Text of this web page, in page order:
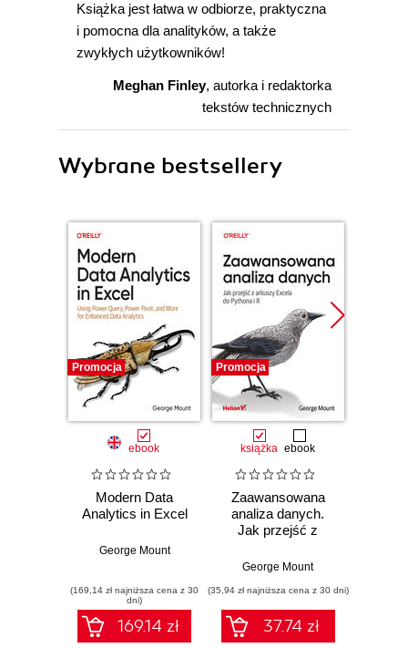
Książka jest łatwa w odbiorze, praktyczna
i pomocna dla analityków, a także
zwykłych użytkowników!
Meghan Finley, autorka i redaktorka
tekstów technicznych
Wybrane bestsellery
Promocja
ebook
Modern Data
Analytics in Excel
George Mount
(169,14 zł najniższa cena z 30
dni)
169.14 zł
Promocja
książka ebook
Zaawansowana
analiza danych.
Jak przejść z
Pythona i R
George Mount
(35,94 zł najniższa cena z 30 dni)
37.74 zł